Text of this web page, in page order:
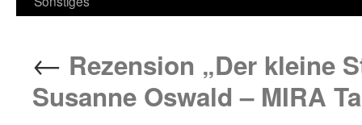
← Rezension „Der kleine
Susanne Oswald – MIRA